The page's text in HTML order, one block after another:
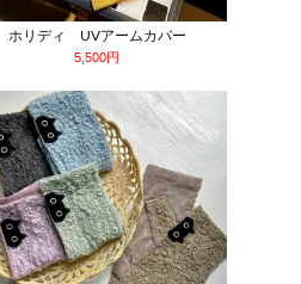
ホリディ UVアームカバー
5,500円